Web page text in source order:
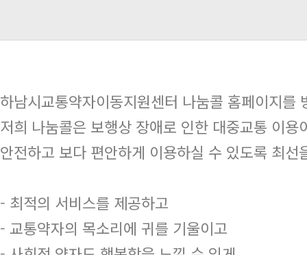
하남시교통약자이동지원센터 나눔콜 홈페이지를
저희 나눔콜은 보행상 장애로 인한 대중교통 이
안전하고 보다 편안하게 이용하실 수 있도록 최선
- 최적의 서비스를 제공하고
- 교통약자의 목소리에 귀를 기울이고